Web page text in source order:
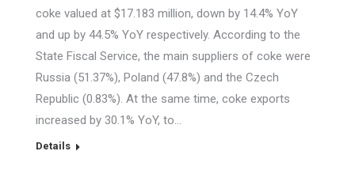
coke valued at $17.183 million, down by 14.4% YoY
and up by 44.5% YoY respectively. According to the
State Fiscal Service, the main suppliers of coke were
Russia (51.37%), Poland (47.8%) and the Czech
Republic (0.83%). At the same time, coke exports
increased by 30.1% YoY, to…
Details